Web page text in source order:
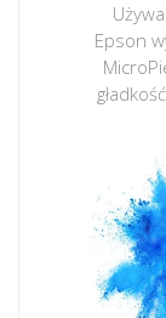
Epson